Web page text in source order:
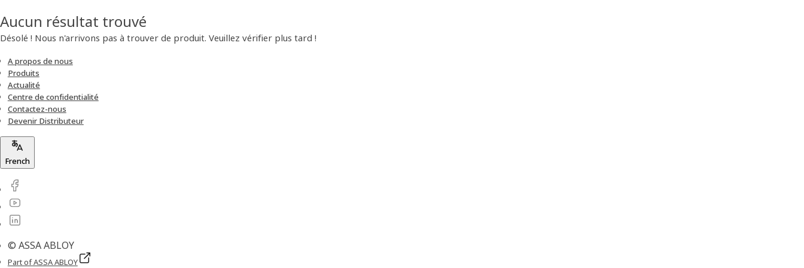
Aucun résultat trouvé
Désolé ! Nous n'arrivons pas à trouver de produit. Veuillez vérifier plus tard !
A propos de nous
Produits
Actualité
Centre de confidentialité
Contactez-nous
Devenir Distributeur
French
© ASSA ABLOY
Part of ASSA ABLOY